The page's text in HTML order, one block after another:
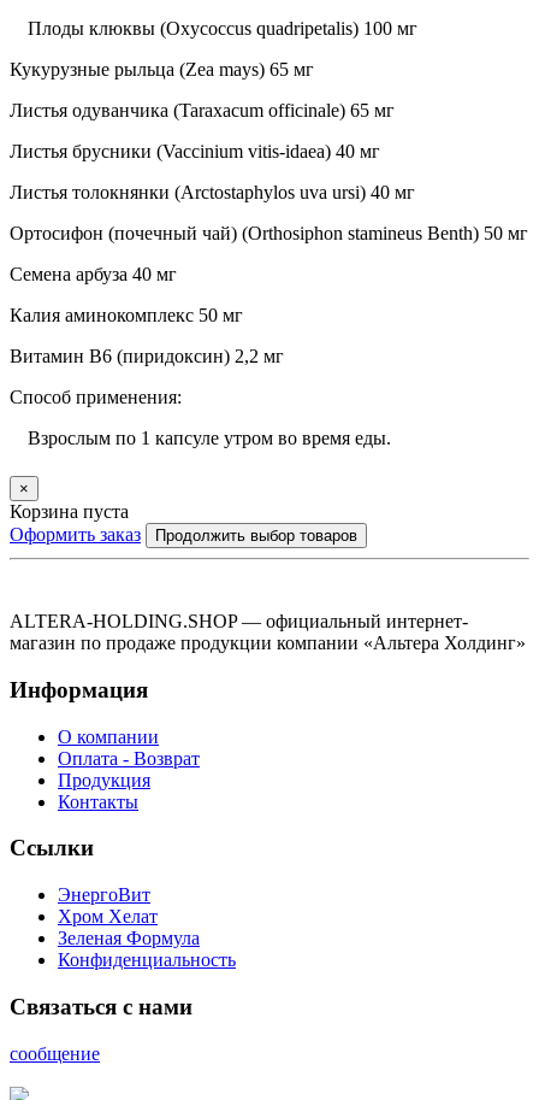
Плоды клюквы (Oxycoccus quadripetalis) 100 мг
Кукурузные рыльца (Zea mays) 65 мг
Листья одуванчика (Taraxacum officinale) 65 мг
Листья брусники (Vaccinium vitis-idaea) 40 мг
Листья толокнянки (Arctostaphylos uva ursi) 40 мг
Ортосифон (почечный чай) (Orthosiphon stamineus Benth) 50 мг
Семена арбуза 40 мг
Калия аминокомплекс 50 мг
Витамин B6 (пиридоксин) 2,2 мг
Способ применения:
Взрослым по 1 капсуле утром во время еды.
×
Корзина пуста
Оформить заказ
Продолжить выбор товаров
ALTERA-HOLDING.SHOP — официальный интернет-
магазин по продаже продукции компании «Альтера Холдинг»
Информация
О компании
Оплата - Возврат
Продукция
Контакты
Ссылки
ЭнергоВит
Хром Хелат
Зеленая Формула
Конфиденциальность
Связаться с нами
сообщение